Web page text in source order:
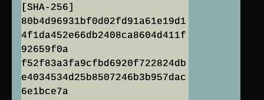
[SHA-256]
80b4d96931bf0d02fd91a61e19d1
4f1da452e66db2408ca8604d411f
92659f0a
f52f83a3fa9cfbd6920f722824db
e4034534d25b8507246b3b957dac
6e1bce7a